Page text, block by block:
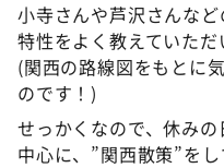
小寺さんや芦沢さんな
特性をよく教えていただ
(関西の路線図をもとに
のです！)
せっかくなので、休み
中心に、”関西散策”をし